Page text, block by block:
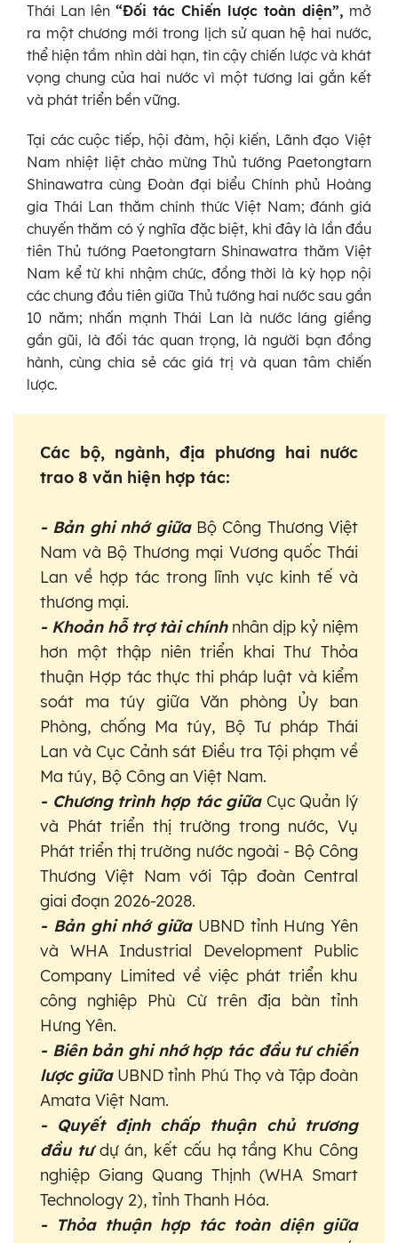
Thái Lan lên “Đối tác Chiến lược toàn diện”, mở
ra một chương mới trong lịch sử quan hệ hai nước,
thể hiện tầm nhìn dài hạn, tin cậy chiến lược và khát
vọng chung của hai nước vì một tương lai gắn kết
và phát triển bền vững.
Tại các cuộc tiếp, hội đàm, hội kiến, Lãnh đạo Việt
Nam nhiệt liệt chào mừng Thủ tướng Paetongtarn
Shinawatra cùng Đoàn đại biểu Chính phủ Hoàng
gia Thái Lan thăm chính thức Việt Nam; đánh giá
chuyến thăm có ý nghĩa đặc biệt, khi đây là lần đầu
tiên Thủ tướng Paetongtarn Shinawatra thăm Việt
Nam kể từ khi nhậm chức, đồng thời là kỳ họp nội
các chung đầu tiên giữa Thủ tướng hai nước sau gần
10 năm; nhấn mạnh Thái Lan là nước láng giềng
gần gũi, là đối tác quan trọng, là người bạn đồng
hành, cùng chia sẻ các giá trị và quan tâm chiến
lược.
Các bộ, ngành, địa phương hai nước
trao 8 văn hiện hợp tác:
- Bản ghi nhớ giữaBộ Công Thương Việt
Nam và Bộ Thương mại Vương quốc Thái
Lan về hợp tác trong lĩnh vực kinh tế và
thương mại.
- Khoản hỗ trợ tài chínhnhân dịp kỷ niệm
hơn một thập niên triển khai Thư Thỏa
thuận Hợp tác thực thi pháp luật và kiểm
soát ma túy giữa Văn phòng Ủy ban
Phòng, chống Ma túy, Bộ Tư pháp Thái
Lan và Cục Cảnh sát Điều tra Tội phạm về
Ma túy, Bộ Công an Việt Nam.
- Chương trình hợp tác giữaCục Quản lý
và Phát triển thị trường trong nước, Vụ
Phát triển thị trường nước ngoài - Bộ Công
Thương Việt Nam với Tập đoàn Central
giai đoạn 2026-2028.
- Bản ghi nhớ giữaUBND tỉnh Hưng Yên
và WHA Industrial Development Public
Company Limited về việc phát triển khu
công nghiệp Phù Cừ trên địa bàn tỉnh
Hưng Yên.
- Biên bản ghi nhớ hợp tác đầu tư chiến
lược giữaUBND tỉnh Phú Thọ và Tập đoàn
Amata Việt Nam.
- Quyết định chấp thuận chủ trương
đầu tưdự án, kết cấu hạ tầng Khu Công
nghiệp Giang Quang Thịnh (WHA Smart
Technology 2), tỉnh Thanh Hóa.
- Thỏa thuận hợp tác toàn diện giữa